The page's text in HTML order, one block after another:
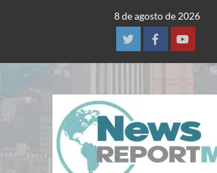
8 de agosto de 2026
TwitterFacebookYoutube